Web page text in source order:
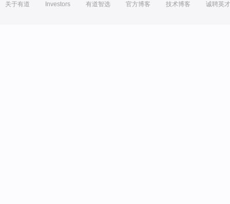
关于有道 Investors 有道智选 官方博客 技术博客 诚聘英才